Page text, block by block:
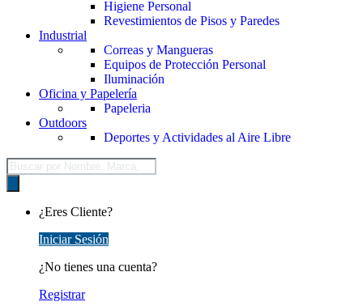
Higiene Personal
Revestimientos de Pisos y Paredes
Industrial
Correas y Mangueras
Equipos de Protección Personal
Iluminación
Oficina y Papelería
Papeleria
Outdoors
Deportes y Actividades al Aire Libre
Búsqueda
de
productos
¿Eres Cliente?
Iniciar Sesión
¿No tienes una cuenta?
Registrar